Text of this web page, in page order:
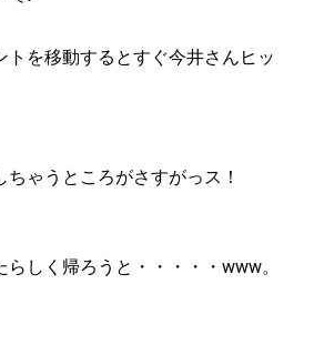
トを移動するとすぐ今井さんヒッ
ゃうところがさすがっス！
しく帰ろうと・・・・・www。